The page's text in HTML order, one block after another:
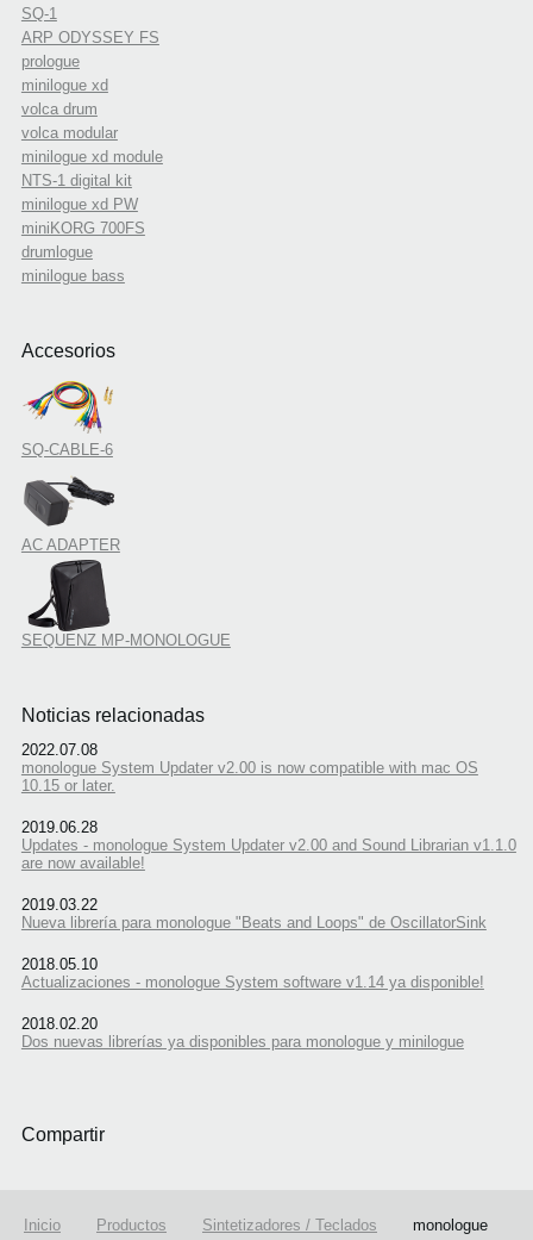
SQ-1
ARP ODYSSEY FS
prologue
minilogue xd
volca drum
volca modular
minilogue xd module
NTS-1 digital kit
minilogue xd PW
miniKORG 700FS
drumlogue
minilogue bass
Accesorios
SQ-CABLE-6
AC ADAPTER
SEQUENZ MP-MONOLOGUE
Noticias relacionadas
2022.07.08
monologue System Updater v2.00 is now compatible with mac OS
10.15 or later.
2019.06.28
Updates - monologue System Updater v2.00 and Sound Librarian v1.1.0
are now available!
2019.03.22
Nueva librería para monologue "Beats and Loops" de OscillatorSink
2018.05.10
Actualizaciones - monologue System software v1.14 ya disponible!
2018.02.20
Dos nuevas librerías ya disponibles para monologue y minilogue
Compartir
Inicio Productos Sintetizadores / Teclados monologue